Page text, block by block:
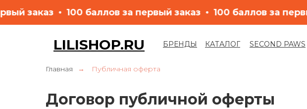
первый заказ 100 баллов за первый заказ 100 баллов за
БРЕНДЫ КАТАЛОГ SECOND PAWS
LET'S GO!
LET'S GO!
LILISHOP.RU
Главная → Публичная оферта
Договор публичной оферты